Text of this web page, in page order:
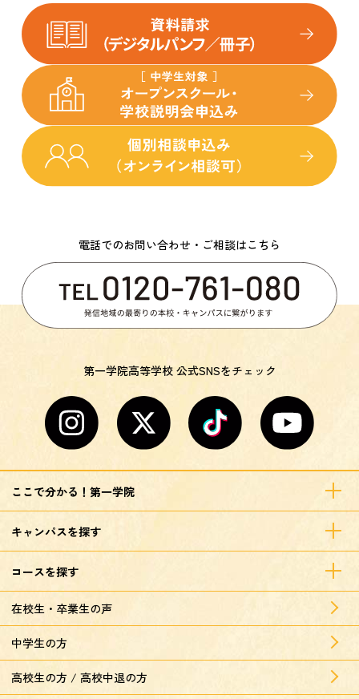
電話でのお問い合わせ・ご相談はこちら
第一学院高等学校 公式SNSをチェック
ここで分かる！第一学院
キャンパスを探す
コースを探す
在校生・卒業生の声
中学生の方
高校生の方 / 高校中退の方